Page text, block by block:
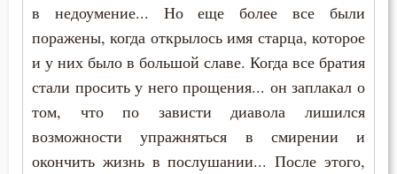
в недоумение... Но еще более все были
поражены, когда открылось имя старца, которое
и у них было в большой славе. Когда все братия
стали просить у него прощения... он заплакал о
том, что по зависти диавола лишился
возможности упражняться в смирении и
окончить жизнь в послушании... После этого,